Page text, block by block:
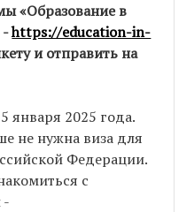
«Образование в
-https://education-in-
и отправить на
января 2025 года.
не нужна виза для
Федерации.
с
-